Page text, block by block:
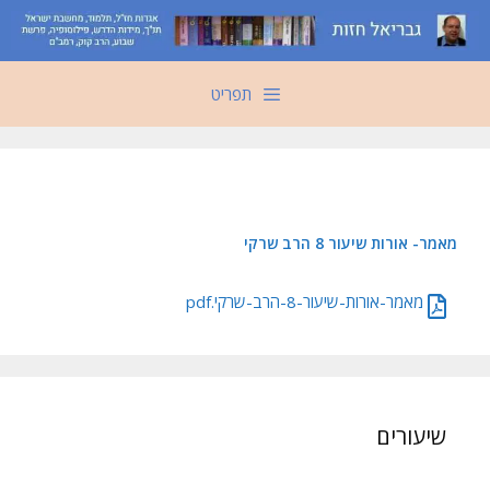
לדלג
לתוכן
תפריט
מאמר- אורות שיעור 8 הרב שרקי
מאמר-אורות-שיעור-8-הרב-שרקי.pdf
שיעורים